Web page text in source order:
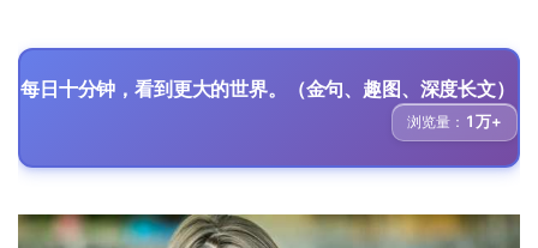
每日十分钟，看到更大的世界。（金句、趣图、深度长文）
浏览量： 1万+